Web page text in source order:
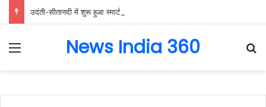
Menu News India 360